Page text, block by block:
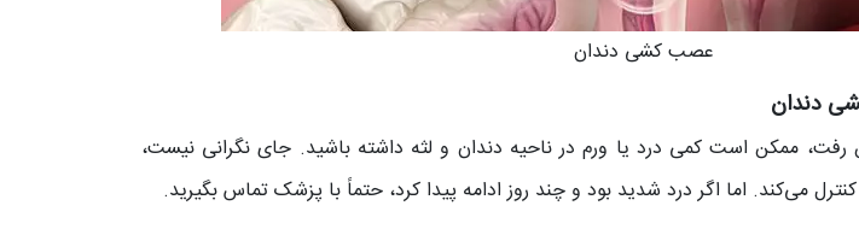
عصب کشی دندان
دندان
رفت، ممکن است کمی درد یا ورم در ناحیه دندان و لثه داشته باشید. جای نگرانی نیست،
کنترل می‌کند. اما اگر درد شدید بود و چند روز ادامه پیدا کرد، حتماً با پزشک تماس بگیرید.